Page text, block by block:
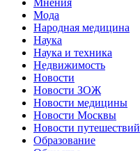
Мнения
Мода
Народная медицина
Наука
Наука и техника
Недвижимость
Новости
Новости ЗОЖ
Новости медицины
Новости Москвы
Новости путешествий
Образование